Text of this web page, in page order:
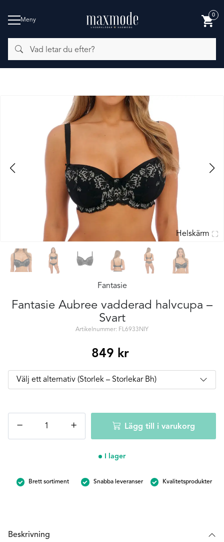
Meny
letar
du
efter?
0
BADMODE
Helskärm
Fantasie
Fantasie Aubree vadderad halvcupa –
Svart
Artikelnummer: FL6933NIY
849 kr
−
vadderad
mängd
+ Lägg till i varukorg
I lager
Brett sortiment Snabba leveranser Kvalitetsprodukter
Beskrivning